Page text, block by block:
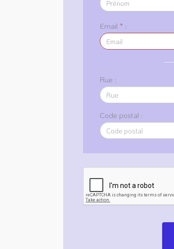
Email *:
Rue :
Code postal :